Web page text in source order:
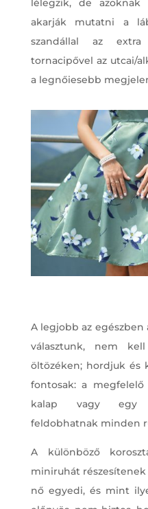
lélegzik, de
akarják mutatni a
szandállal az extra
tornacipővel az utcai/
a legnőiesebb
A legjobb az
választunk, nem
öltözéken; hordjuk és
fontosak: a
kalap vagy egy
feldobhatnak minden
A különböző
miniruhát
nő egyedi, és mint